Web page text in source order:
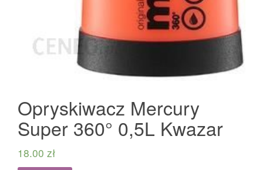
Opryskiwacz Mercury
Super 360° 0,5L Kwazar
18.00 zł